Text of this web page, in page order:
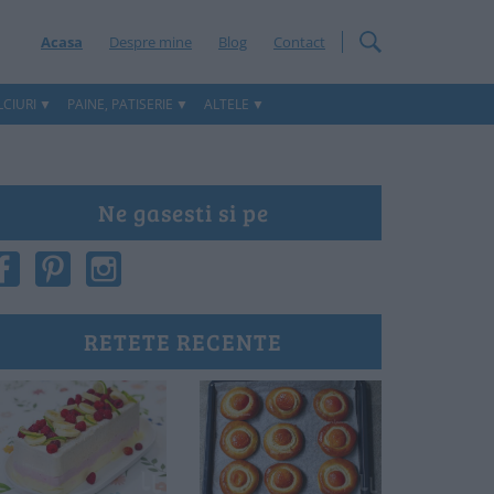
Acasa Despre mine Blog Contact
PAINE, PATISERIE ALTELE
Ne gasesti si pe
RETETE RECENTE